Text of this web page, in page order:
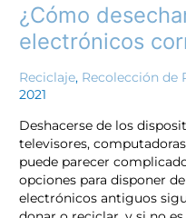
¿Cómo
electrónicos
Reciclaje, Recolección de
2021
Deshacerse de los
televisores,
puede parecer
opciones para disponer
electrónicos antiguos